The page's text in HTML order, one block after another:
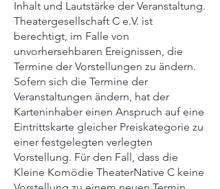
Inhalt und Lautstärke der Veranstaltung.
Theatergesellschaft C e.V. ist
berechtigt, im Falle von
unvorhersehbaren Ereignissen, die
Termine der Vorstellungen zu ändern.
Sofern sich die Termine der
Veranstaltungen ändern, hat der
Karteninhaber einen Anspruch auf eine
Eintrittskarte gleicher Preiskategorie zu
einer festgelegten verlegten
Vorstellung. Für den Fall, dass die
Kleine Komödie TheaterNative C keine